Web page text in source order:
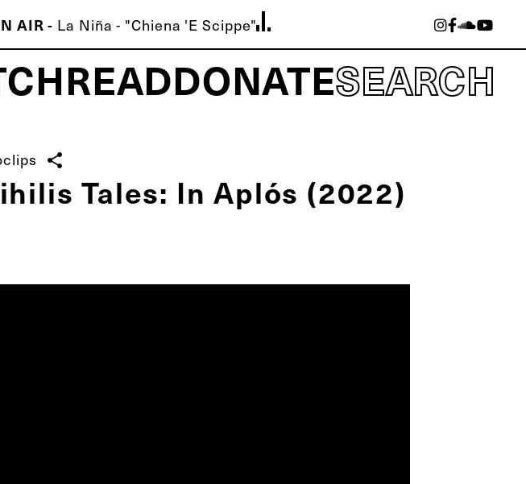
AIR - La Niña - "Chiena 'E Scippe"
READDONATESEARCH
share
Tales: In Aplós (2022)